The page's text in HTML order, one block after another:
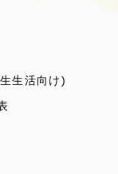
生活向け)